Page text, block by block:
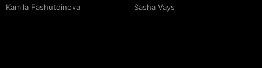
Kamila Fashutdinova Sasha Vays